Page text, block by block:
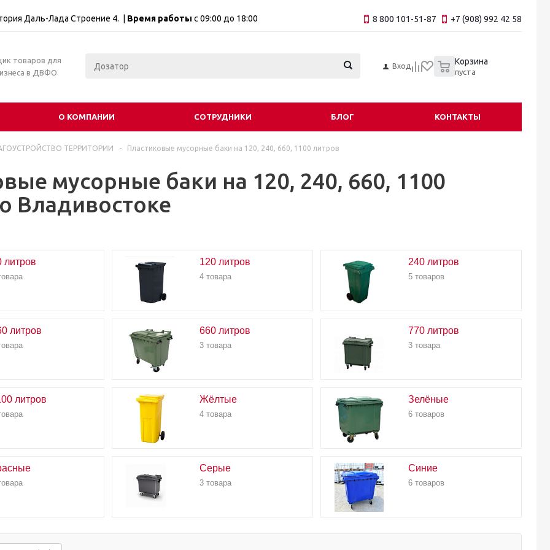
Даль-Лада Строение 4. | Время работы с 09:00 до 18:00 8 800 101-51-87 +7 (908) 992 42 58
товаров для
в ДВФО
Вход Корзина
пуста
О КОМПАНИИ СОТРУДНИКИ БЛОГ КОНТАКТЫ
ТЕРРИТОРИИ - Пластиковые мусорные баки на 120, 240, 660, 1100 литров
мусорные баки на 120, 240, 660, 1100
Владивостоке
литров 120 литров
4 товара
240 литров
5 товаров
литров 660 литров
3 товара
770 литров
3 товара
литров Жёлтые
4 товара
Зелёные
6 товаров
Серые
3 товара
Синие
6 товаров